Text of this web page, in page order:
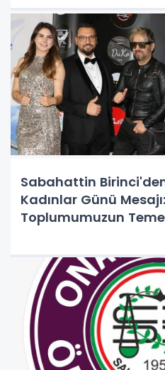
Sabahattin
Kadınlar Günü
Toplumumuzun